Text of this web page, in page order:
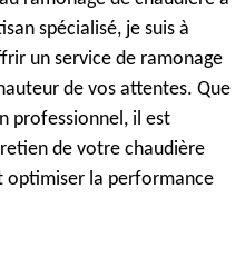
spécialisé, je suis à
un service de ramonage
de vos attentes. Que
professionnel, il est
de votre chaudière
optimiser la performance